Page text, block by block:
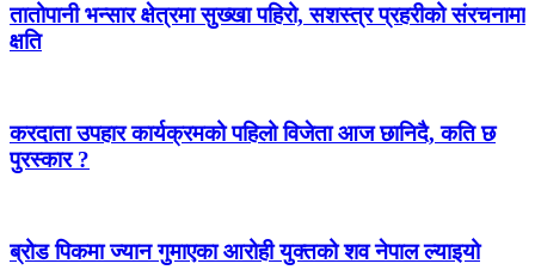
तातोपानी भन्सार क्षेत्रमा सुख्खा पहिरो, सशस्त्र प्रहरीको संरचनामा
क्षति
करदाता उपहार कार्यक्रमको पहिलो विजेता आज छानिदै, कति छ
पुरस्कार ?
ब्रोड पिकमा ज्यान गुमाएका आरोही युक्तको शव नेपाल ल्याइयो